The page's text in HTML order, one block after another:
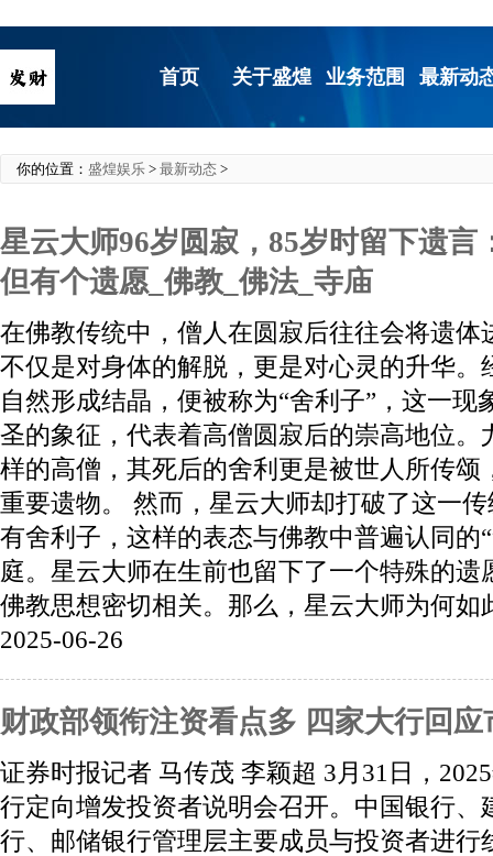
首页 关于盛煌 业务范围 最新动
你的位置： 盛煌娱乐 > 最新动态 >
星云大师96岁圆寂，85岁时留下遗言
但有个遗愿_佛教_佛法_寺庙
在佛教传统中，僧人在圆寂后往往会将遗体
不仅是对身体的解脱，更是对心灵的升华。
自然形成结晶，便被称为“舍利子”，这一现
圣的象征，代表着高僧圆寂后的崇高地位。
样的高僧，其死后的舍利更是被世人所传颂
重要遗物。 然而，星云大师却打破了这一
有舍利子，这样的表态与佛教中普遍认同的
庭。星云大师在生前也留下了一个特殊的遗
佛教思想密切相关。那么，星云大师为何如
2025-06-26
财政部领衔注资看点多 四家大行回应
证券时报记者 马传茂 李颖超 3月31日，
行定向增发投资者说明会召开。中国银行、
行、邮储银行管理层主要成员与投资者进行